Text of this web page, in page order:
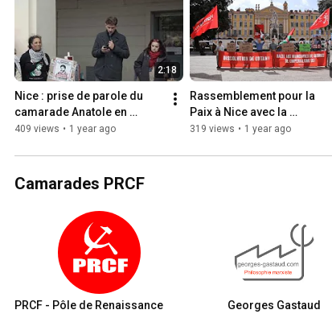
2:18
Nice : prise de parole du
camarade Anatole en
soutien au camarade
409 views • 1 year ago
Rassemblement pour la
Paix à Nice avec la
Plateforme Anti-
319 views • 1 year ago
Camarades PRCF
PRCF - Pôle de Renaissance
Georges Gastaud